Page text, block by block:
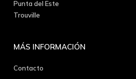
Punta del Este
Trouville
MÁS INFORMACIÓN
Contacto